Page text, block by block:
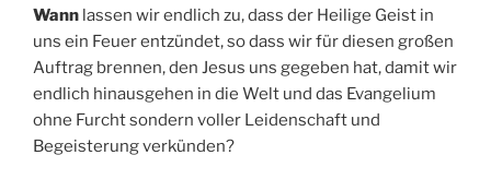
Wann lassen wir endlich zu, dass der Heilige Geist in
uns ein Feuer entzündet, so dass wir für diesen großen
Auftrag brennen, den Jesus uns gegeben hat, damit wir
endlich hinausgehen in die Welt und das Evangelium
ohne Furcht sondern voller Leidenschaft und
Begeisterung verkünden?